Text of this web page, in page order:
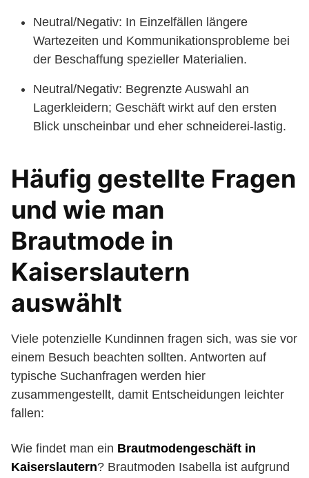
Neutral/Negativ: In Einzelfällen längere
Wartezeiten und Kommunikationsprobleme bei
der Beschaffung spezieller Materialien.
Neutral/Negativ: Begrenzte Auswahl an
Lagerkleidern; Geschäft wirkt auf den ersten
Blick unscheinbar und eher schneiderei-lastig.
Häufig gestellte Fragen
und wie man
Brautmode in
Kaiserslautern
auswählt
Viele potenzielle Kundinnen fragen sich, was sie vor
einem Besuch beachten sollten. Antworten auf
typische Suchanfragen werden hier
zusammengestellt, damit Entscheidungen leichter
fallen:
Wie findet man ein Brautmodengeschäft in
Kaiserslautern? Brautmoden Isabella ist aufgrund